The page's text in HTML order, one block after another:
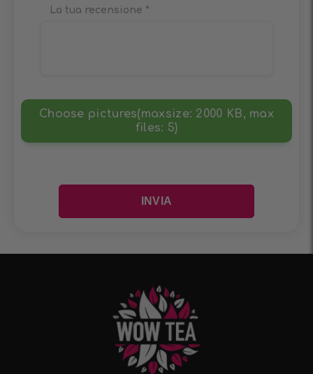
La tua recensione *
Choose pictures(maxsize: 2000 KB, max
files: 5)